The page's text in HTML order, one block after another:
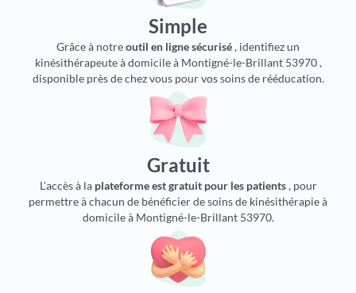
Simple
Grâce à notreoutil en ligne sécurisé, identifiez un
kinésithérapeute à domicile à Montigné-le-Brillant 53970 ,
disponible près de chez vous pour vos soins de rééducation.
Gratuit
L’accès à la plateforme est gratuit pour les patients, pour
permettre à chacun de bénéficier de soins de kinésithérapie à
domicile à Montigné-le-Brillant 53970.